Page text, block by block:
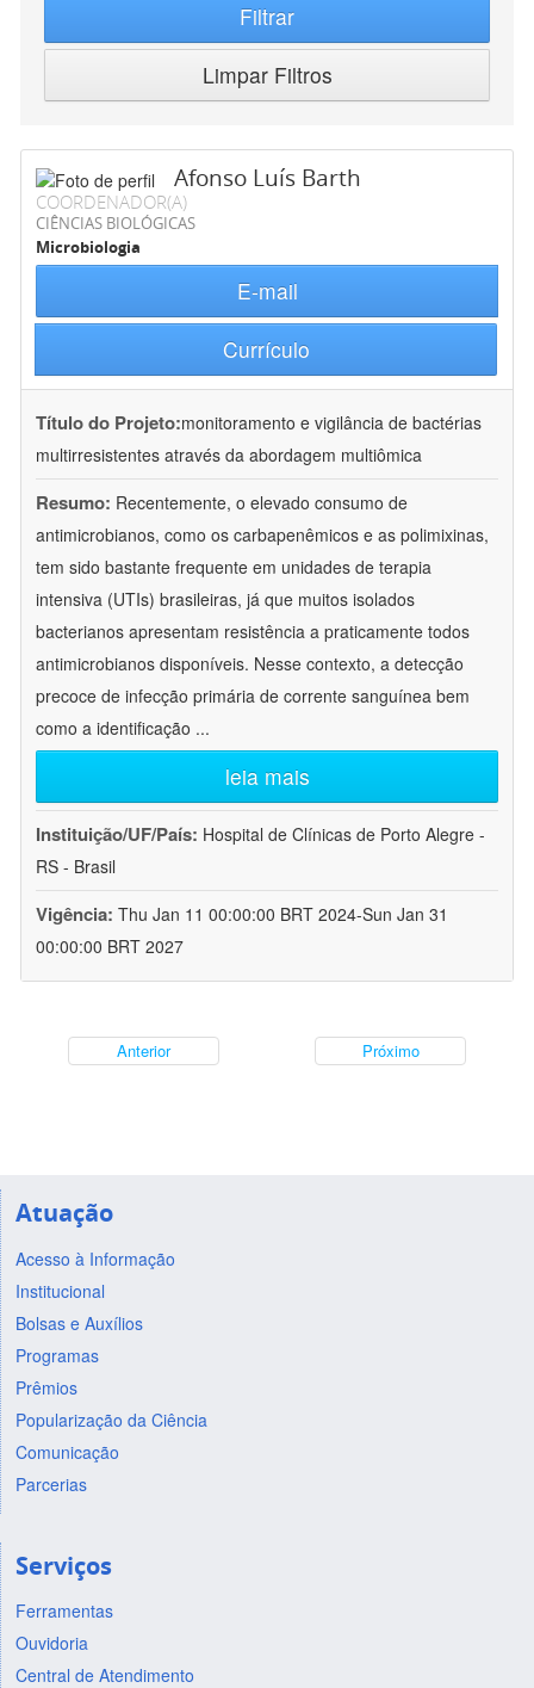
Filtrar
Limpar Filtros
Afonso Luís Barth
COORDENADOR(A)
CIÊNCIAS BIOLÓGICAS
Microbiologia
E-mail
Currículo
Título do Projeto:monitoramento e vigilância de bactérias
multirresistentes através da abordagem multiômica
Resumo: Recentemente, o elevado consumo de
antimicrobianos, como os carbapenêmicos e as polimixinas,
tem sido bastante frequente em unidades de terapia
intensiva (UTIs) brasileiras, já que muitos isolados
bacterianos apresentam resistência a praticamente todos
antimicrobianos disponíveis. Nesse contexto, a detecção
precoce de infecção primária de corrente sanguínea bem
como a identificação ...
leia mais
Instituição/UF/País: Hospital de Clínicas de Porto Alegre -
RS - Brasil
Vigência: Thu Jan 11 00:00:00 BRT 2024-Sun Jan 31
00:00:00 BRT 2027
Anterior Próximo
Atuação
Acesso à Informação
Institucional
Bolsas e Auxílios
Programas
Prêmios
Popularização da Ciência
Comunicação
Parcerias
Serviços
Ferramentas
Ouvidoria
Central de Atendimento